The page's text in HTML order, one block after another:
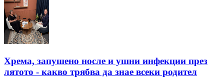
Хрема, запушено носле и ушни инфекции през
лятотo - какво трябва да знае всеки родител